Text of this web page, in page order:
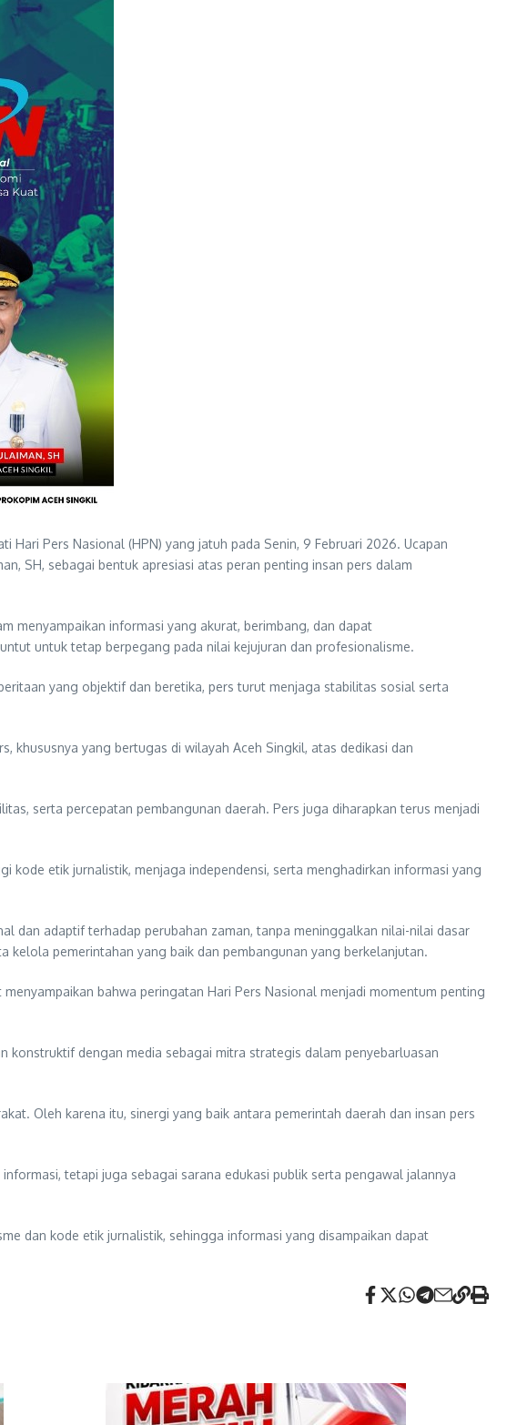
Pers Nasional (HPN) yang jatuh pada Senin, 9 Februari 2026. Ucapan
SH, sebagai bentuk apresiasi atas peran penting insan pers dalam
menyampaikan informasi yang akurat, berimbang, dan dapat
untuk tetap berpegang pada nilai kejujuran dan profesionalisme.
yang objektif dan beretika, pers turut menjaga stabilitas sosial serta
khususnya yang bertugas di wilayah Aceh Singkil, atas dedikasi dan
serta percepatan pembangunan daerah. Pers juga diharapkan terus menjadi
kode etik jurnalistik, menjaga independensi, serta menghadirkan informasi yang
dan adaptif terhadap perubahan zaman, tanpa meninggalkan nilai-nilai dasar
pemerintahan yang baik dan pembangunan yang berkelanjutan.
bahwa peringatan Hari Pers Nasional menjadi momentum penting
konstruktif dengan media sebagai mitra strategis dalam penyebarluasan
Oleh karena itu, sinergi yang baik antara pemerintah daerah dan insan pers
tetapi juga sebagai sarana edukasi publik serta pengawal jalannya
dan kode etik jurnalistik, sehingga informasi yang disampaikan dapat